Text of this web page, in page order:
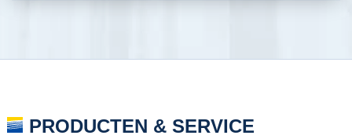
PRODUCTEN & SERVICE